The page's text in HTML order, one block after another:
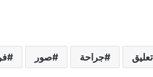
تعليق جراحة صور